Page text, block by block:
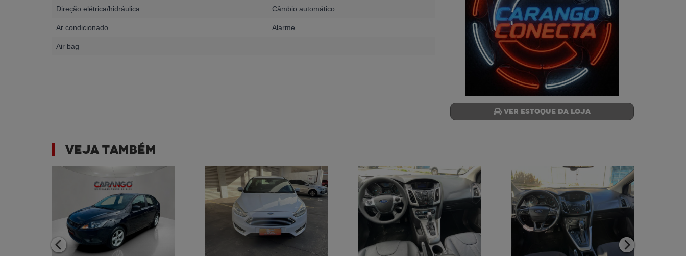
Direção elétrica/hidráulica Câmbio automático
Ar condicionado Alarme
Air bag
Ver estoque da loja
VEJA TAMBÉM